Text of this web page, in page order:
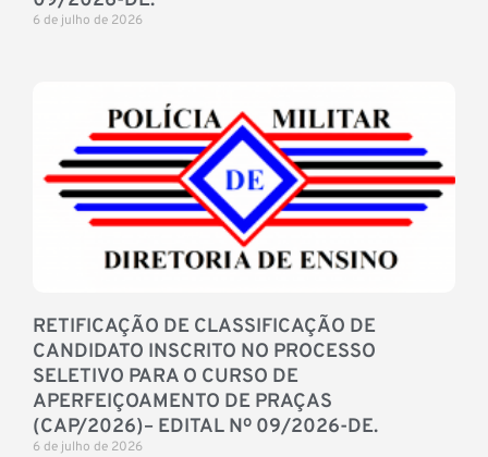
6 de julho de 2026
RETIFICAÇÃO DE CLASSIFICAÇÃO DE
CANDIDATO INSCRITO NO PROCESSO
SELETIVO PARA O CURSO DE
APERFEIÇOAMENTO DE PRAÇAS
(CAP/2026)– EDITAL Nº 09/2026-DE.
6 de julho de 2026